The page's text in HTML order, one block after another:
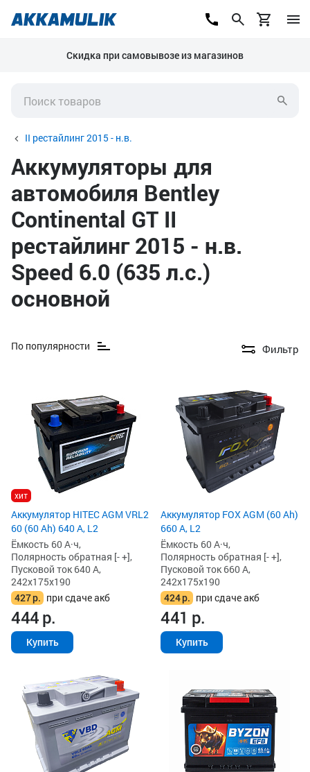
Скидка при самовывозе из магазинов
II рестайлинг 2015 - н.в.
Аккумуляторы для
автомобиля Bentley
Continental GT II
рестайлинг 2015 - н.в.
Speed 6.0 (635 л.с.)
основной
По популярности Фильтр
хит
Аккумулятор HITEC AGM VRL2
60 (60 Ah) 640 А, L2
Ёмкость 60 А·ч,
Полярность обратная [- +],
Пусковой ток 640 А,
242x175x190
427р. при сдаче акб
444р.
Купить
Аккумулятор FOX AGM (60 Ah)
660 А, L2
Ёмкость 60 А·ч,
Полярность обратная [- +],
Пусковой ток 660 А,
242x175x190
424р. при сдаче акб
441 р.
Купить